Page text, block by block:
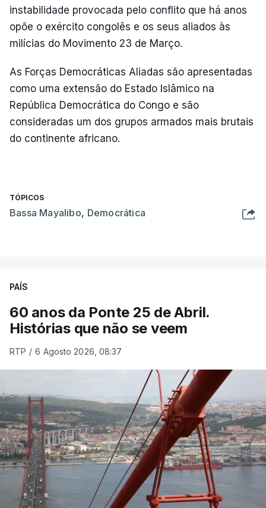
instabilidade provocada pelo conflito que há anos
opõe o exército congolês e os seus aliados às
milícias do Movimento 23 de Março.
As Forças Democráticas Aliadas são apresentadas
como uma extensão do Estado Islâmico na
República Democrática do Congo e são
consideradas um dos grupos armados mais brutais
do continente africano.
TÓPICOS
Bassa Mayalibo, Democrática
PAÍS
60 anos da Ponte 25 de Abril.
Histórias que não se veem
RTP / 6 Agosto 2026, 08:37